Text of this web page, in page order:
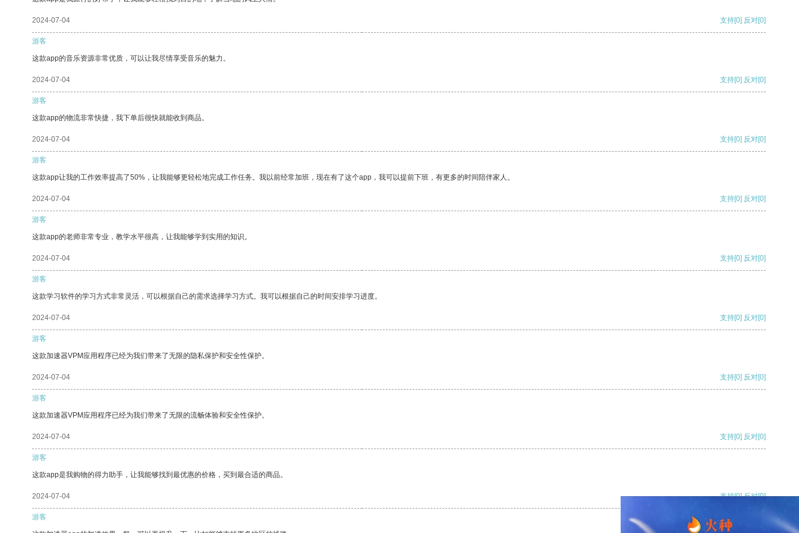
2024-07-04 支持[0] 反对[0]
游客
这款app的音乐资源非常优质，可以让我尽情享受音乐的魅力。
2024-07-04 支持[0] 反对[0]
游客
这款app的物流非常快捷，我下单后很快就能收到商品。
2024-07-04 支持[0] 反对[0]
游客
这款app让我的工作效率提高了50%，让我能够更轻松地完成工作任务。我以前经常加班，现在有了这个app，我可以提前下班，有更多的时间陪伴家人。
2024-07-04 支持[0] 反对[0]
游客
这款app的老师非常专业，教学水平很高，让我能够学到实用的知识。
2024-07-04 支持[0] 反对[0]
游客
这款学习软件的学习方式非常灵活，可以根据自己的需求选择学习方式。我可以根据自己的时间安排学习进度。
2024-07-04 支持[0] 反对[0]
游客
这款加速器VPM应用程序已经为我们带来了无限的隐私保护和安全性保护。
2024-07-04 支持[0] 反对[0]
游客
这款加速器VPM应用程序已经为我们带来了无限的流畅体验和安全性保护。
2024-07-04 支持[0] 反对[0]
游客
这款app是我购物的得力助手，让我能够找到最优惠的价格，买到最合适的商品。
2024-07-04 支持[0] 反对[0]
游客